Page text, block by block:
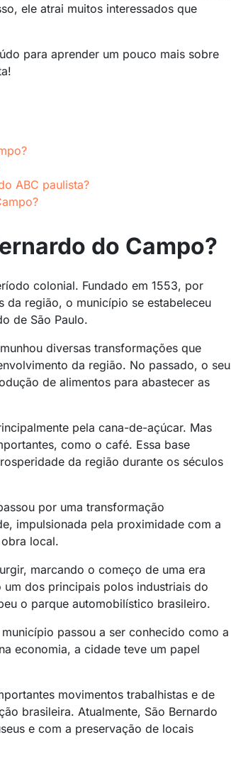
ele atrai muitos interessados que
para aprender um pouco mais sobre
ABC paulista?
do Campo?
colonial. Fundado em 1553, por
da região, o município se estabeleceu
de São Paulo.
diversas transformações que
da região. No passado, o seu
de alimentos para abastecer as
pela cana-de-açúcar. Mas
como o café. Essa base
da região durante os séculos
por uma transformação
impulsionada pela proximidade com a
local.
marcando o começo de uma era
dos principais polos industriais do
o parque automobilístico brasileiro.
passou a ser conhecido como a
economia, a cidade teve um papel
movimentos trabalhistas e de
brasileira. Atualmente, São Bernardo
e com a preservação de locais